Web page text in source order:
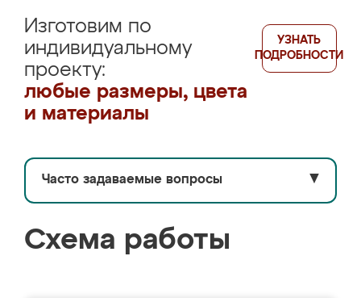
Изготовим по
индивидуальному
проекту:
любые размеры, цвета
и материалы
УЗНАТЬ
ПОДРОБНОСТИ
Часто задаваемые вопросы ▼
Схема работы